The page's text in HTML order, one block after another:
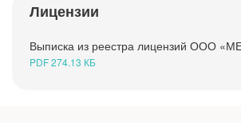
Общие сведения
Симптомы аллергического
Лицензии
Выписка из реестра лицензий ООО
PDF 274.13 КБ